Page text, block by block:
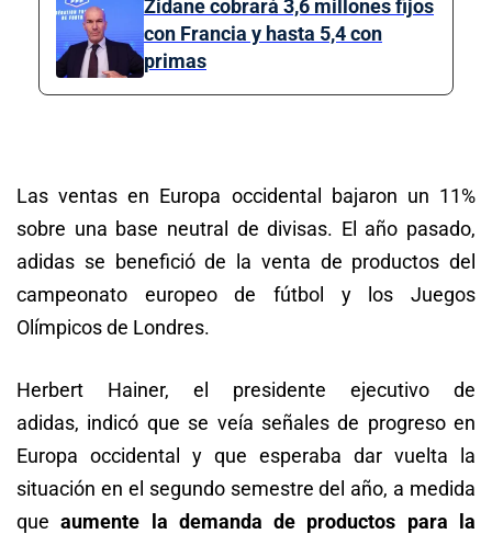
Zidane cobrará 3,6 millones fijos
con Francia y hasta 5,4 con
primas
Las ventas en Europa occidental bajaron un 11%
sobre una base neutral de divisas. El año pasado,
adidas se benefició de la venta de productos del
campeonato europeo de fútbol y los Juegos
Olímpicos de Londres.
Herbert Hainer, el presidente ejecutivo de
adidas, indicó que se veía señales de progreso en
Europa occidental y que esperaba dar vuelta la
situación en el segundo semestre del año, a medida
queaumente la demanda de productos para la